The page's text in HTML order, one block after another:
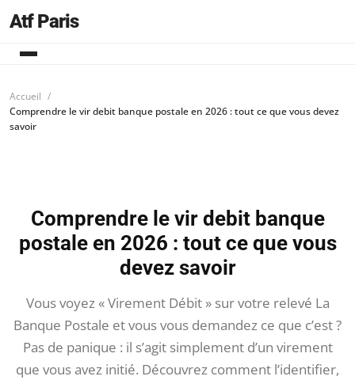
Atf Paris
Accueil
Comprendre le vir debit banque postale en 2026 : tout ce que vous devez
savoir
Comprendre le vir debit banque
postale en 2026 : tout ce que vous
devez savoir
Vous voyez « Virement Débit » sur votre relevé La
Banque Postale et vous vous demandez ce que c’est ?
Pas de panique : il s’agit simplement d’un virement
que vous avez initié. Découvrez comment l’identifier,